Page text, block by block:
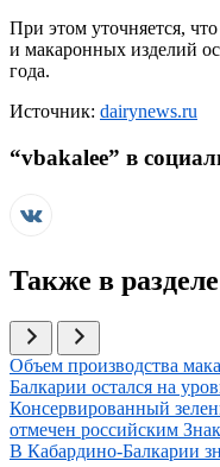
При этом уточняется,
и макаронных изделий
года.
Источник: dairynews.ru
“vbakalee” в
Также в разделе
Иллюстрация новости
Объем производства
Балкарии остался на
Иллюстрация новости
Консервированный
отмечен российским
Иллюстрация новости
В Кабардино-Балкарии